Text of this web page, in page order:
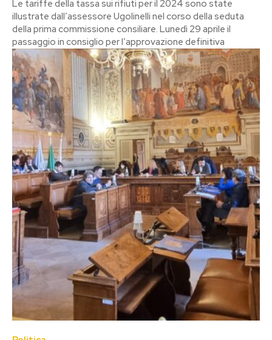
Le tariffe della tassa sui rifiuti per il 2024 sono state
illustrate dall’assessore Ugolinelli nel corso della seduta
della prima commissione consiliare. Lunedì 29 aprile il
passaggio in consiglio per l’approvazione definitiva